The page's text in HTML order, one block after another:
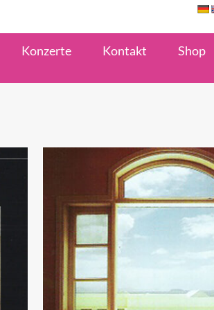
Konzerte Kontakt Shop
IN DEN WARENKORB